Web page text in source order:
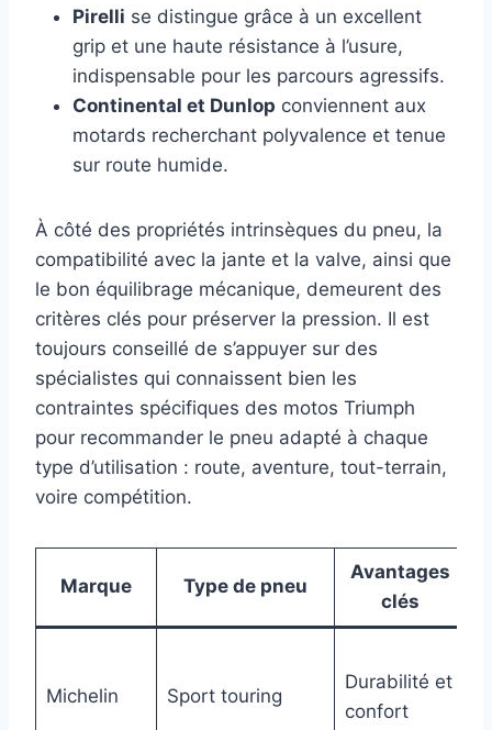
Pirelli se distingue grâce à un excellent
grip et une haute résistance à l’usure,
indispensable pour les parcours agressifs.
Continental et Dunlop conviennent aux
motards recherchant polyvalence et tenue
sur route humide.
À côté des propriétés intrinsèques du pneu, la
compatibilité avec la jante et la valve, ainsi que
le bon équilibrage mécanique, demeurent des
critères clés pour préserver la pression. Il est
toujours conseillé de s’appuyer sur des
spécialistes qui connaissent bien les
contraintes spécifiques des motos Triumph
pour recommander le pneu adapté à chaque
type d’utilisation : route, aventure, tout-terrain,
voire compétition.
Marque Type de pneu
Avantages
clés
Michelin Sport touring
Durabilité et
confort